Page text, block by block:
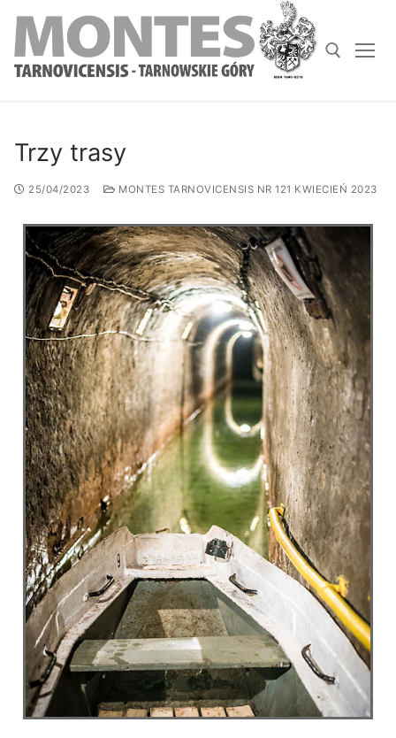
Trzy trasy
25/04/2023 MONTES TARNOVICENSIS NR 121 KWIECIEŃ 2023